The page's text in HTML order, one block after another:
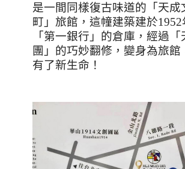
是一間同樣復古味道的「天成
町」旅館，這幢建築建於1952
「第一銀行」的倉庫，經過「
團」的巧妙翻修，變身為旅館
有了新生命！